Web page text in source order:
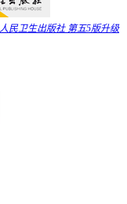
民卫生出版社 第五5版升级